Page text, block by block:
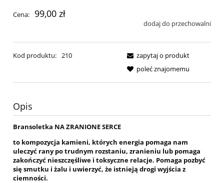
Cena: 99,00 zł
dodaj do przechowalni
Kod produktu: 210
zapytaj o produkt
poleć znajomemu
Opis
Bransoletka NA ZRANIONE SERCE
to kompozycja kamieni, których energia pomaga nam
uleczyć rany po trudnym rozstaniu, zranieniu lub pomaga
zakończyć nieszczęśliwe i toksyczne relacje. Pomaga pozbyć
się smutku i żalu i uwierzyć, że istnieją drogi wyjścia z
ciemności.